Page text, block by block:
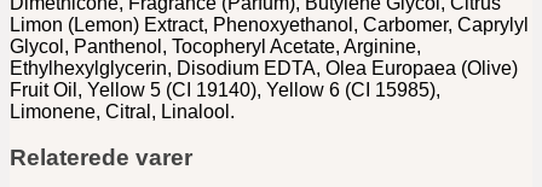
Limon (Lemon) Extract, Phenoxyethanol, Carbomer, Caprylyl
Glycol, Panthenol, Tocopheryl Acetate, Arginine,
Ethylhexylglycerin, Disodium EDTA, Olea Europaea (Olive)
Fruit Oil, Yellow 5 (CI 19140), Yellow 6 (CI 15985),
Limonene, Citral, Linalool.
Relaterede varer